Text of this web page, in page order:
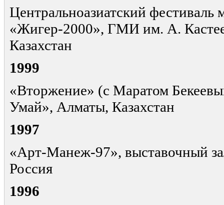
Центральноазиатский
«Жигер-2000», ГМИ им. А.
Казахстан
1999
«Вторжение» (с Маратом
Умай», Алматы, Казахстан
1997
«Арт-Манеж-97», выставочный
Россия
1996